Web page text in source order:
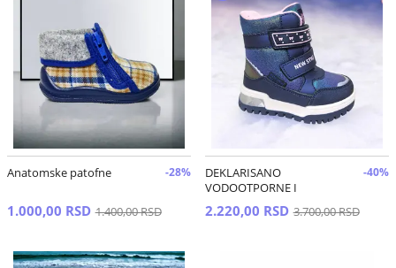
Anatomske patofne -28%
1.000,00 RSD 1.400,00 RSD
DEKLARISANO
VODOOTPORNE I
VETROOTPORNE cizme
-40%
2.220,00 RSD 3.700,00 RSD